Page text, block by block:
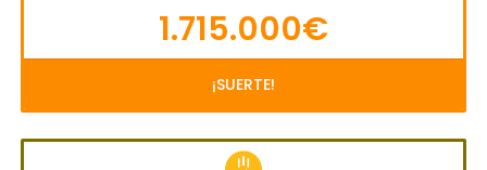
1.715.000€
¡SUERTE!